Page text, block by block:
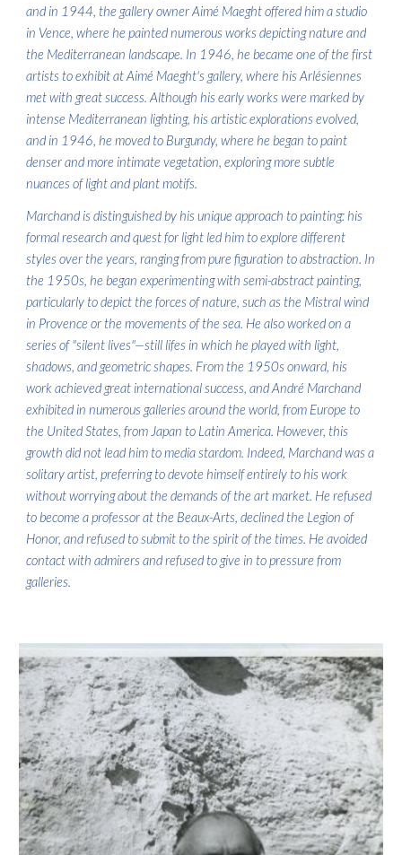
and in 1944, the gallery owner Aimé Maeght offered him a studio
in Vence, where he painted numerous works depicting nature and
the Mediterranean landscape. In 1946, he became one of the first
artists to exhibit at Aimé Maeght's gallery, where his Arlésiennes
met with great success. Although his early works were marked by
intense Mediterranean lighting, his artistic explorations evolved,
and in 1946, he moved to Burgundy, where he began to paint
denser and more intimate vegetation, exploring more subtle
nuances of light and plant motifs.
Marchand is distinguished by his unique approach to painting: his
formal research and quest for light led him to explore different
styles over the years, ranging from pure figuration to abstraction. In
the 1950s, he began experimenting with semi-abstract painting,
particularly to depict the forces of nature, such as the Mistral wind
in Provence or the movements of the sea. He also worked on a
series of "silent lives"—still lifes in which he played with light,
shadows, and geometric shapes. From the 1950s onward, his
work achieved great international success, and André Marchand
exhibited in numerous galleries around the world, from Europe to
the United States, from Japan to Latin America. However, this
growth did not lead him to media stardom. Indeed, Marchand was a
solitary artist, preferring to devote himself entirely to his work
without worrying about the demands of the art market. He refused
to become a professor at the Beaux-Arts, declined the Legion of
Honor, and refused to submit to the spirit of the times. He avoided
contact with admirers and refused to give in to pressure from
galleries.